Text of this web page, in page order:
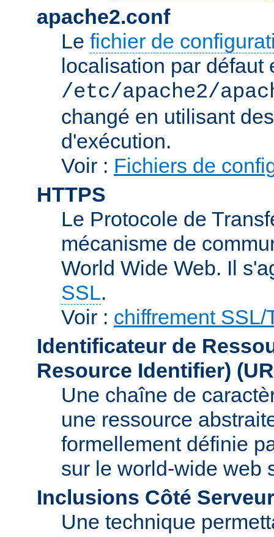
apache2.conf
Le fichier de
localisation par défaut
/etc/apache2/
changé en utilisant
d'exécution.
Voir : Fichiers de
HTTPS
Le Protocole de
mécanisme de
World Wide Web. Il
SSL.
Voir : chiffrement SSL/
Identificateur de
Resource Identifier)
Une chaîne de
une ressource
formellement définie
sur le world-wide web
Inclusions Côté
Une technique